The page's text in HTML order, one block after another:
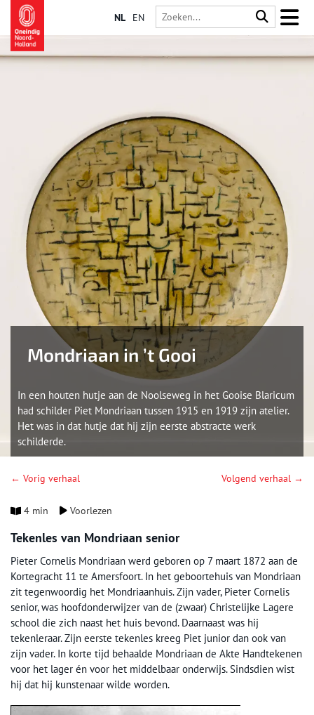
NL EN
Mondriaan in ’t Gooi
In een houten hutje aan de Noolseweg in het Gooise Blaricum
had schilder Piet Mondriaan tussen 1915 en 1919 zijn atelier.
Het was in dat hutje dat hij zijn eerste abstracte werk
schilderde.
← Vorig verhaal Volgend verhaal →
4 min Voorlezen
Tekenles van Mondriaan senior
Pieter Cornelis Mondriaan werd geboren op 7 maart 1872 aan de
Kortegracht 11 te Amersfoort. In het geboortehuis van Mondriaan
zit tegenwoordig het Mondriaanhuis. Zijn vader, Pieter Cornelis
senior, was hoofdonderwijzer van de (zwaar) Christelijke Lagere
school die zich naast het huis bevond. Daarnaast was hij
tekenleraar. Zijn eerste tekenles kreeg Piet junior dan ook van
zijn vader. In korte tijd behaalde Mondriaan de Akte Handtekenen
voor het lager én voor het middelbaar onderwijs. Sindsdien wist
hij dat hij kunstenaar wilde worden.